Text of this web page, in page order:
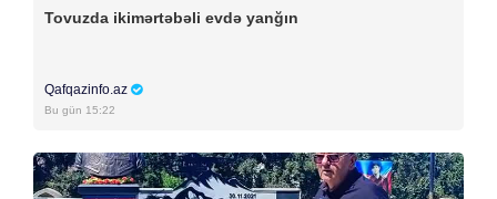
Tovuzda ikimərtəbəli evdə yanğın
Qafqazinfo.az
Bu gün 15:22